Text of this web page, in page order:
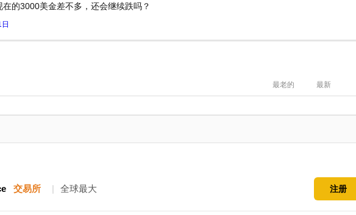
的3000美金差不多，还会继续跌吗？
最新
最老的
交易所 | 全球最大 注册